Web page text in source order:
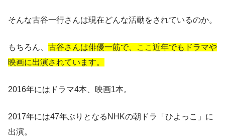
そんな古谷一行さんは現在どんな活動をされているのか。
もちろん、 古谷さんは俳優一筋で、ここ近年でもドラマや
映画に出演されています。
2016年にはドラマ4本、映画1本。
2017年には47年ぶりとなるNHKの朝ドラ「ひよっこ」に
出演。